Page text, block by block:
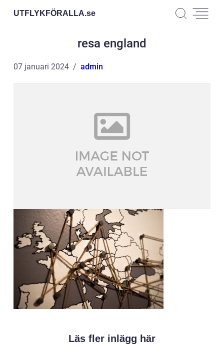
UTFLYKFÖRALLA.se
resa england
07 januari 2024 admin
Läs fler inlägg här